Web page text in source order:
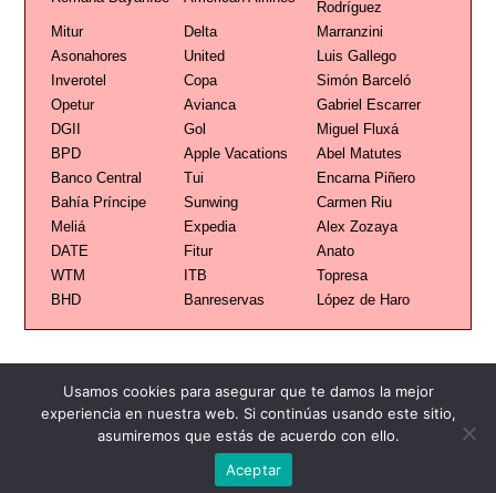
Rodríguez
Mitur
Delta
Marranzini
Asonahores
United
Luis Gallego
Inverotel
Copa
Simón Barceló
Opetur
Avianca
Gabriel Escarrer
DGII
Gol
Miguel Fluxá
BPD
Apple Vacations
Abel Matutes
Banco Central
Tui
Encarna Piñero
Bahía Príncipe
Sunwing
Carmen Riu
Meliá
Expedia
Alex Zozaya
DATE
Fitur
Anato
WTM
ITB
Topresa
BHD
Banreservas López de Haro
Usamos cookies para asegurar que te damos la mejor
experiencia en nuestra web. Si continúas usando este sitio,
asumiremos que estás de acuerdo con ello.
Aceptar
Publicidad Redacción Contacto
Todos los derechos reservados
Grupo Preferente